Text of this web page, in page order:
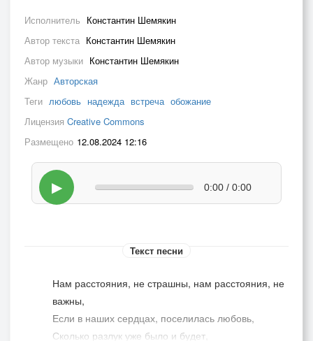
Исполнитель Константин Шемякин
Автор текста Константин Шемякин
Автор музыки Константин Шемякин
Жанр Авторская
Теги любовь надежда встреча обожание
Лицензия Creative Commons
Размещено 12.08.2024 12:16
▶ 0:00 / 0:00
Текст песни
Нам расстояния, не страшны, нам расстояния, не
важны,
Если в наших сердцах, поселилась любовь,
Сколько разлук уже было и будет,